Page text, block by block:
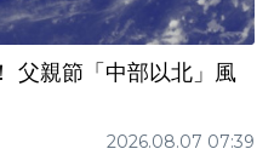
父親節「中部以北」風
2026.08.07 07:39